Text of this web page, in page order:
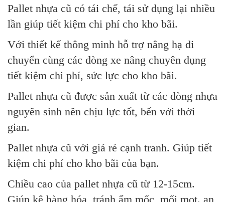
Pallet nhựa cũ có tái chế, tái sử dụng lại nhiều
lần giúp tiết kiệm chi phí cho kho bãi.
Với thiết kế thông minh hỗ trợ nâng hạ di
chuyển cùng các dòng xe nâng chuyên dụng
tiết kiệm chi phí, sức lực cho kho bãi.
Pallet nhựa cũ được sản xuất từ các dòng nhựa
nguyên sinh nên chịu lực tốt, bến với thời
gian.
Pallet nhựa cũ với giá rẻ cạnh tranh. Giúp tiết
kiệm chi phí cho kho bãi của bạn.
Chiều cao của pallet nhựa cũ từ 12-15cm.
Giúp kê hàng hóa, tránh ẩm mốc, mối mọt. an